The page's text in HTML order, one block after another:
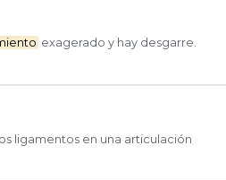
exagerado y hay desgarre.
ligamentos en una articulación